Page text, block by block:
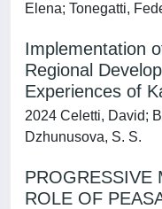
Elena; Tonegatti,
Implementation
Regional
Experiences of
2024 Celetti, David;
Dzhunusova, S. S.
PROGRESSIVE
ROLE OF